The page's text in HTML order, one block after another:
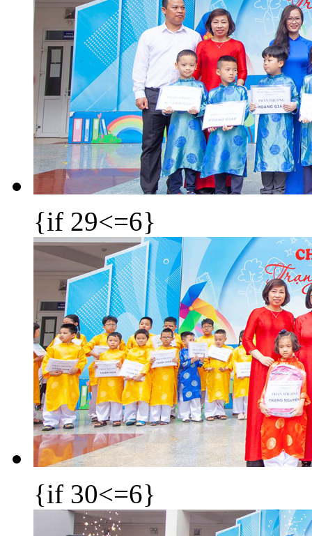
{if 29<=6}
{if 30<=6}